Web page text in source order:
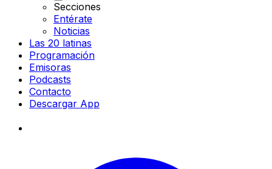
Secciones
Entérate
Noticias
Las 20 latinas
Programación
Emisoras
Podcasts
Contacto
Descargar App